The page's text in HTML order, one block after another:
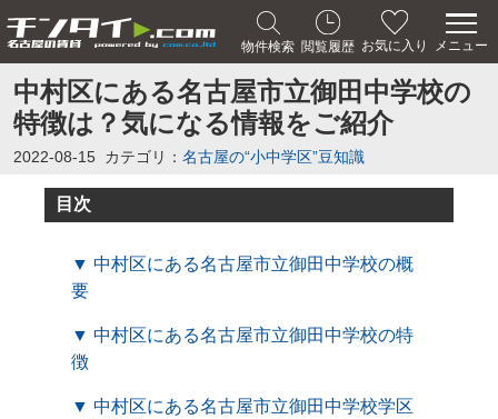
物件検索 閲覧履歴 お気に入り メニュー
中村区にある名古屋市立御田中学校の
特徴は？気になる情報をご紹介
2022-08-15 カテゴリ： 名古屋の“小中学区”豆知識
目次
▼ 中村区にある名古屋市立御田中学校の概
要
▼ 中村区にある名古屋市立御田中学校の特
徴
▼ 中村区にある名古屋市立御田中学校学区